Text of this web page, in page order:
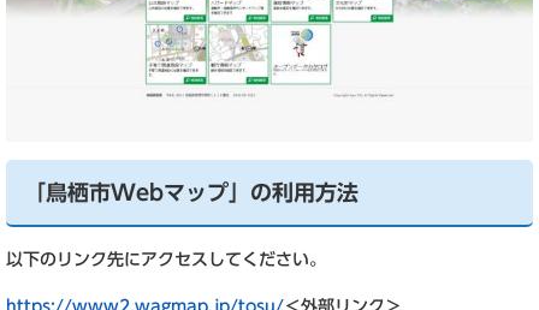
「鳥栖市Webマップ」の利用方法
以下のリンク先にアクセスしてください。
https://www2.wagmap.jp/tosu/ ＜外部リンク＞